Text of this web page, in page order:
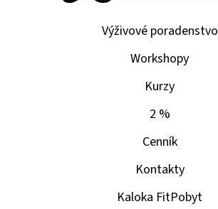
Výživové poradenstvo
Workshopy
Kurzy
2 %
Cenník
Kontakty
Kaloka FitPobyt